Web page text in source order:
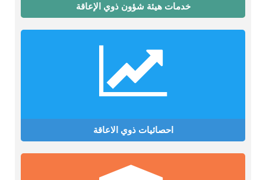
خدمات هيئة شؤون ذوي الإعاقة
احصائيات ذوي الاعاقة